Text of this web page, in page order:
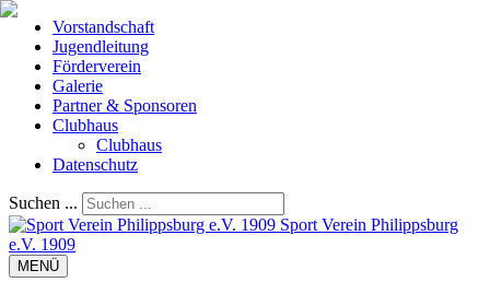
Vorstandschaft
Jugendleitung
Förderverein
Galerie
Partner & Sponsoren
Clubhaus
Clubhaus
Datenschutz
Suchen ...
Sport Verein Philippsburg
e.V. 1909
MENÜ